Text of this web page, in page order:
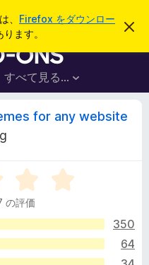
、 Firefox をダウンロー
ます。
こ
を
じ
すべて見る...
ログイン
for any website
の評価
350
64